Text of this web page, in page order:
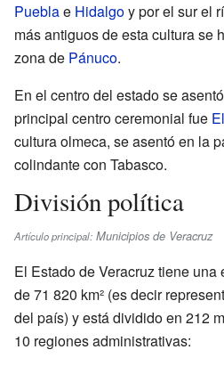
Pueblae Hidalgoy por el sur el
más antiguos de esta cultura se
zona de Pánuco.
En el centro del estado se
principal centro ceremonial fue
cultura olmeca, se asentó en la
colindante con Tabasco.
División política
Artículo principal: Municipios de Veracruz
El Estado de Veracruz tiene una
de 71 820 km² (es decir
del país) y está dividido en 212
10 regiones administrativas: